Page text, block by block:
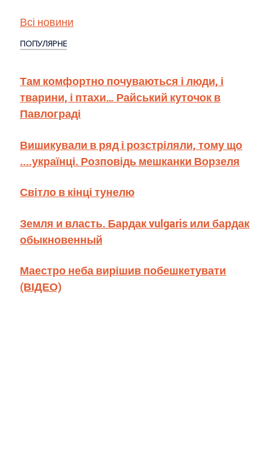
Всі новини
ПОПУЛЯРНЕ
Там комфортно почуваються і люди, і
тварини, і птахи… Райський куточок в
Павлограді
Вишикували в ряд і розстріляли, тому що
....українці. Розповідь мешканки Ворзеля
Світло в кінці тунелю
Земля и власть. Бардак vulgaris или бардак
обыкновенный
Маестро неба вирішив побешкетувати
(ВІДЕО)